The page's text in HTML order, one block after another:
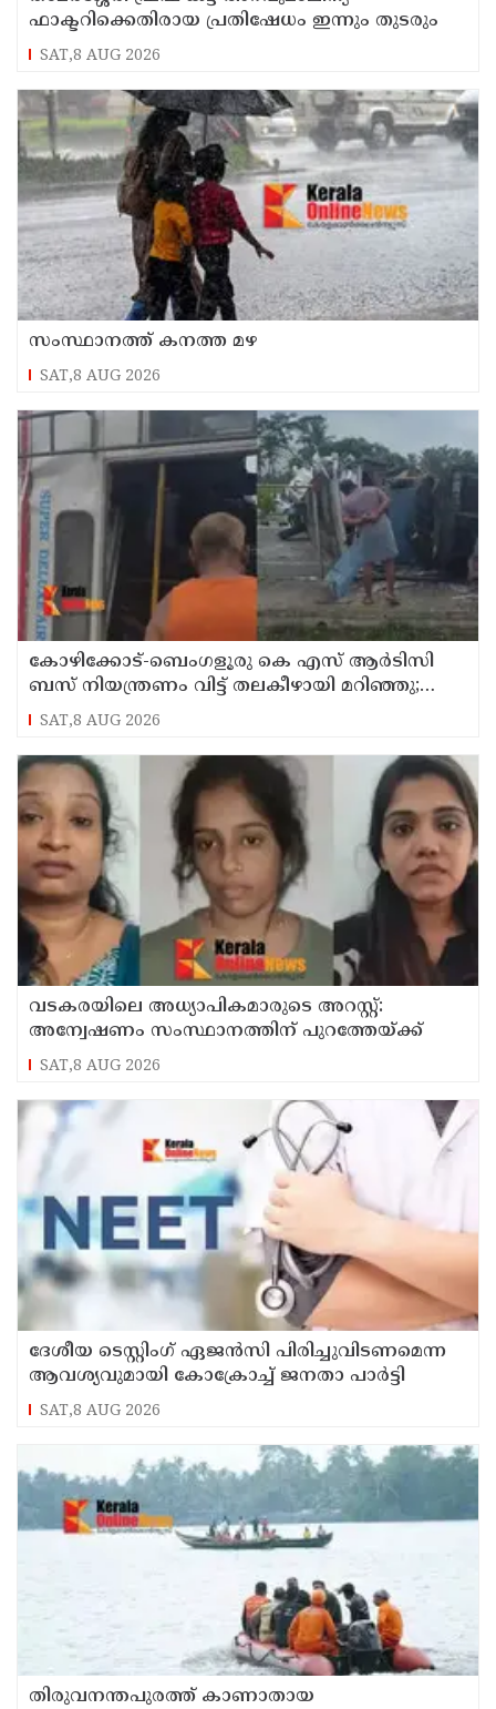
ഫാക്ടറിക്കെതിരായ പ്രതിഷേധം ഇന്നും തുടരും
SAT,8 AUG 2026
സംസ്ഥാനത്ത് കനത്ത മഴ
SAT,8 AUG 2026
കോഴിക്കോട്-ബെംഗളൂരു കെ എസ് ആര്‍ടിസി
ബസ് നിയന്ത്രണം വിട്ട് തലകീഴായി മറിഞ്ഞു;
ഡ്രൈവര്‍ക്കും കണ്ടക്ടര്‍ക്കും ദാരുണാന്ത്യം
SAT,8 AUG 2026
വടകരയിലെ അധ്യാപികമാരുടെ അറസ്റ്റ്:
അന്വേഷണം സംസ്ഥാനത്തിന് പുറത്തേയ്ക്ക്
SAT,8 AUG 2026
ദേശീയ ടെസ്റ്റിംഗ് ഏജന്‍സി പിരിച്ചുവിടണമെന്ന
ആവശ്യവുമായി കോക്രോച്ച് ജനതാ പാര്‍ട്ടി
SAT,8 AUG 2026
തിരുവനന്തപുരത്ത് കാണാതായ